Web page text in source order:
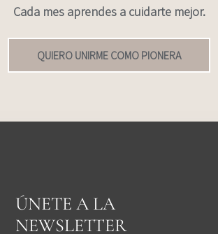
Cada mes aprendes a cuidarte mejor.
QUIERO UNIRME COMO PIONERA
ÚNETE A LA
NEWSLETTER